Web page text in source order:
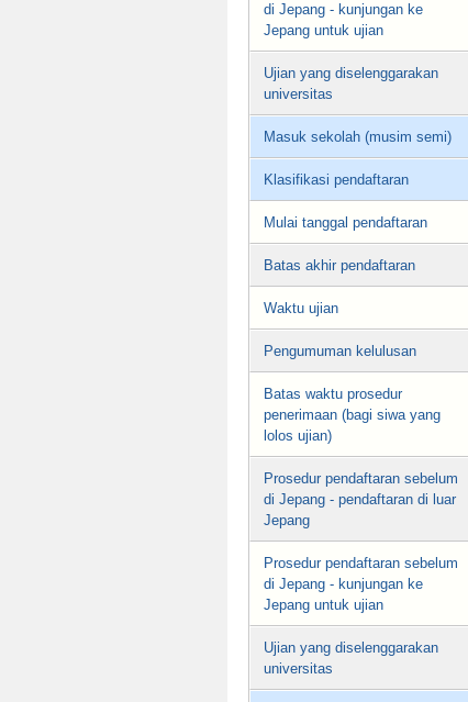
di Jepang - kunjungan ke
Jepang untuk ujian
Ujian yang diselenggarakan
universitas
Masuk sekolah (musim semi)
Klasifikasi pendaftaran
Mulai tanggal pendaftaran
Batas akhir pendaftaran
Waktu ujian
Pengumuman kelulusan
Batas waktu prosedur
penerimaan (bagi siwa yang
lolos ujian)
Prosedur pendaftaran sebelum
di Jepang - pendaftaran di luar
Jepang
Prosedur pendaftaran sebelum
di Jepang - kunjungan ke
Jepang untuk ujian
Ujian yang diselenggarakan
universitas